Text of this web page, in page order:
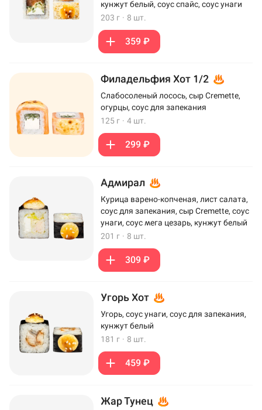
кунжут белый, соус спайс, соус унаги
203 г · 8 шт.
359 ₽
Филадельфия Хот 1/2
Слабосоленый лосось, сыр Cremette,
огурцы, соус для запекания
125 г · 4 шт.
299 ₽
Адмирал
Курица варено-копченая, лист салата,
соус для запекания, сыр Cremette, соус
унаги, соус мега цезарь, кунжут белый
201 г · 8 шт.
309 ₽
Угорь Хот
Угорь, соус унаги, соус для запекания,
кунжут белый
181 г · 8 шт.
459 ₽
Жар Тунец